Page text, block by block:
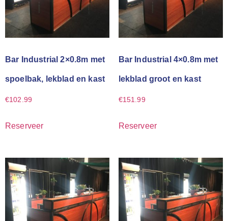
Bar Industrial 2×0.8m met
spoelbak, lekblad en kast
€102.99
Reserveer
Bar Industrial 4×0.8m met
lekblad groot en kast
€151.99
Reserveer